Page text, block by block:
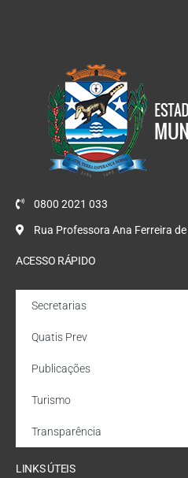
0800 2021 033
Rua Professora Ana Ferreira
ACESSO RÁPIDO
Secretarias
Quatis Prev
Publicações
Turismo
Transparência
LINKS ÚTEIS